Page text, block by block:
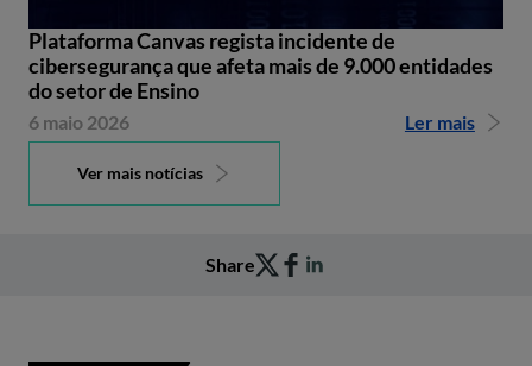
Plataforma Canvas regista incidente de
cibersegurança que afeta mais de 9.000 entidades
do setor de Ensino
6 maio 2026 Ler mais
Ver mais notícias
Share